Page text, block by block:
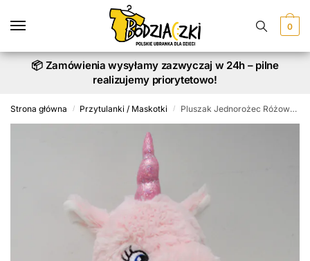
0
📦 Zamówienia wysyłamy zazwyczaj w 24h – pilne
realizujemy priorytetowo!
Strona główna / Przytulanki / Maskotki / Pluszak Jednorożec Różowy z Imieniem Dziecka o wysokości 28 cm